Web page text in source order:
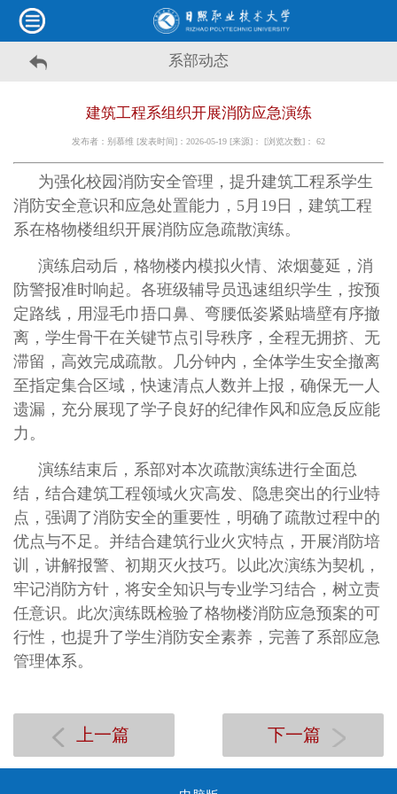
系部动态
建筑工程系组织开展消防应急演练
发布者：别慕维 [发表时间]：2026-05-19 [来源]： [浏览次数]： 62
为强化校园消防安全管理，提升建筑工程系学生
消防安全意识和应急处置能力，5月19日，建筑工程
系在格物楼组织开展消防应急疏散演练。
演练启动后，格物楼内模拟火情、浓烟蔓延，消
防警报准时响起。各班级辅导员迅速组织学生，按预
定路线，用湿毛巾捂口鼻、弯腰低姿紧贴墙壁有序撤
离，学生骨干在关键节点引导秩序，全程无拥挤、无
滞留，高效完成疏散。
几分钟内，全体学生安全撤离
至指定集合区域，快速清点人数并上报，确保无一人
遗漏，充分展现了学子良好的纪律作风和应急反应能
力。
演练结束后，系部对本次疏散演练进行全面总
结，结合建筑工程领域火灾高发、隐患突出的行业特
点，强调了消防安全的重要性，明确了疏散过程中的
优点与不足。并结合建筑行业火灾特点，开展消防培
训，讲解报警、初期灭火技巧。以此次演练为契机，
牢记消防方针，将安全知识与专业学习结合，树立责
任意识。 此次演练既检验了格物楼消防应急预案的可
行性，也提升了学生消防安全素养，完善了系部应急
管理体系。
上一篇 下一篇